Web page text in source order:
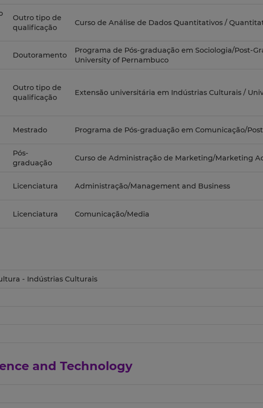
Outro tipo de
qualificação
Curso de Análise de Dados Quantitativos /
Doutoramento
Programa de Pós-graduação em Sociologia/Post-
University of Pernambuco
Outro tipo de
qualificação
Extensão universitária em Indústrias Culturais /
Mestrado Programa de Pós-graduação em Comunicação/
Pós-
graduação
Curso de Administração de Marketing/Marketing
Licenciatura Administração/Management and Business
Licenciatura Comunicação/Media
- Indústrias Culturais
and Technology